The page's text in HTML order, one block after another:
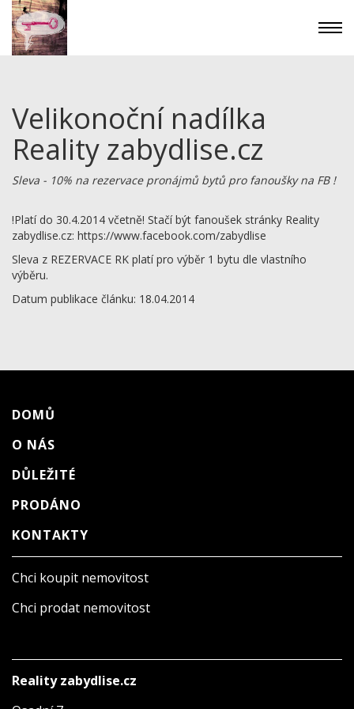
Velikonoční nadílka
Reality zabydlise.cz
Sleva - 10% na rezervace pronájmů bytů pro fanoušky na FB !
!Platí do 30.4.2014 včetně! Stačí být fanoušek stránky Reality
zabydlise.cz: https://www.facebook.com/zabydlise
Sleva z REZERVACE RK platí pro výběr 1 bytu dle vlastního
výběru.
Datum publikace článku: 18.04.2014
DOMŮ
O NÁS
DŮLEŽITÉ
PRODÁNO
KONTAKTY
Chci koupit nemovitost
Chci prodat nemovitost
Reality zabydlise.cz